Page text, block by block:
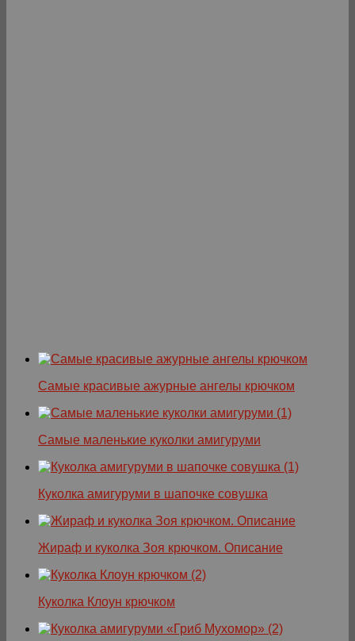
Самые красивые ажурные ангелы крючком
Самые маленькие куколки амигуруми
Куколка амигуруми в шапочке совушка
Жираф и куколка Зоя крючком. Описание
Куколка Клоун крючком